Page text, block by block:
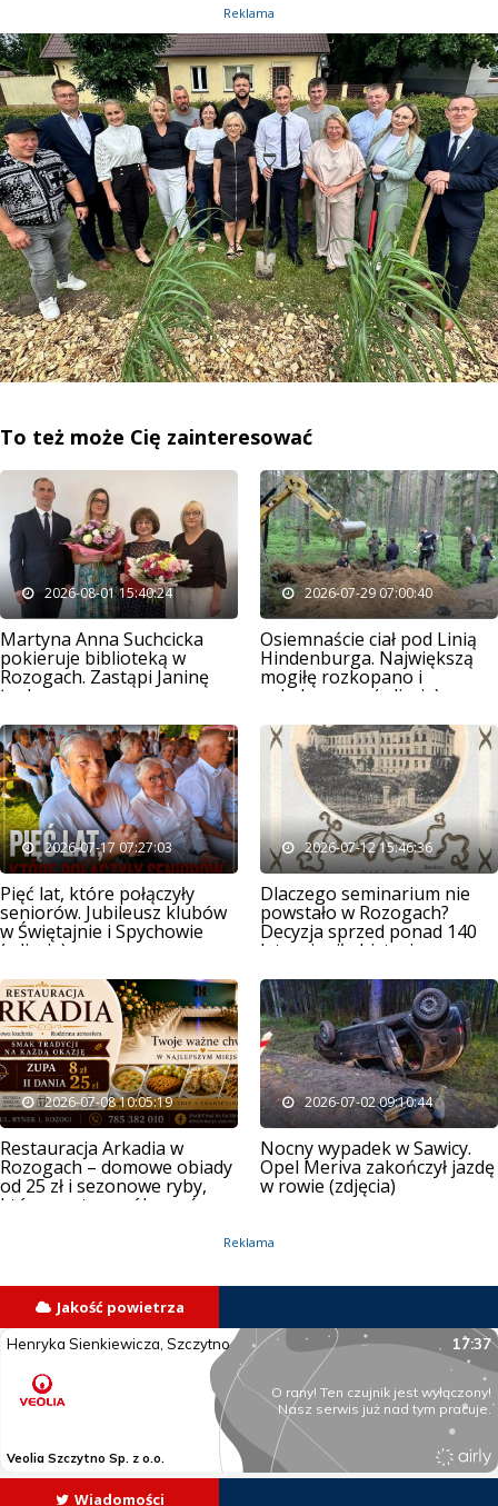
Reklama
To też może Cię zainteresować
2026-08-01 15:40:24
Martyna Anna Suchcicka
pokieruje biblioteką w
Rozogach. Zastąpi Janinę
Łachacz
2026-07-29 07:00:40
Osiemnaście ciał pod Linią
Hindenburga. Największą
mogiłę rozkopano i
splądrowano (zdjęcia)
2026-07-17 07:27:03
Pięć lat, które połączyły
seniorów. Jubileusz klubów
w Świętajnie i Spychowie
(zdjęcia)
2026-07-12 15:46:36
Dlaczego seminarium nie
powstało w Rozogach?
Decyzja sprzed ponad 140
lat zmieniła historię
2026-07-08 10:05:19
Restauracja Arkadia w
Rozogach – domowe obiady
od 25 zł i sezonowe ryby,
które warto spróbować
2026-07-02 09:10:44
Nocny wypadek w Sawicy.
Opel Meriva zakończył jazdę
w rowie (zdjęcia)
Reklama
Jakość powietrza
Wiadomości